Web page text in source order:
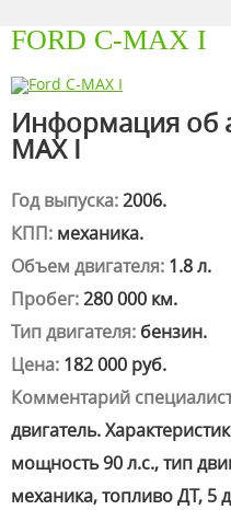
FORD C-MAX I
Информация об
MAX I
Год выпуска:2006.
КПП: механика.
Объем двигателя: 1.8 л.
Пробег:280 000 км.
Тип двигателя: бензин.
Цена: 182 000 руб.
Комментарий
двигатель.
мощность 90 л.с., тип
механика, топливо ДТ, 5